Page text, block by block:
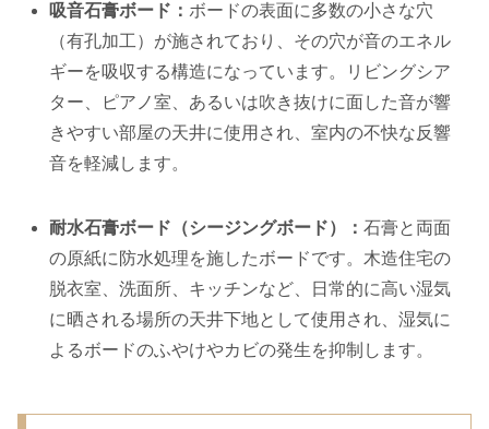
吸音石膏ボード： ボードの表面に多数の小さな穴
（有孔加工）が施されており、その穴が音のエネル
ギーを吸収する構造になっています。リビングシア
ター、ピアノ室、あるいは吹き抜けに面した音が響
きやすい部屋の天井に使用され、室内の不快な反響
音を軽減します。
耐水石膏ボード（シージングボード）：石膏と両面
の原紙に防水処理を施したボードです。木造住宅の
脱衣室、洗面所、キッチンなど、日常的に高い湿気
に晒される場所の天井下地として使用され、湿気に
よるボードのふやけやカビの発生を抑制します。